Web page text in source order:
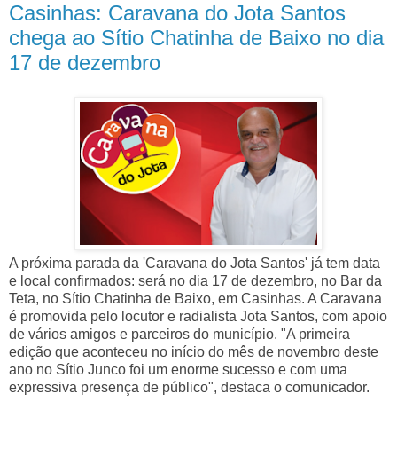
Casinhas: Caravana do Jota Santos
chega ao Sítio Chatinha de Baixo no dia
17 de dezembro
A próxima parada da 'Caravana do Jota Santos' já tem data
e local confirmados: será no dia 17 de dezembro, no Bar da
Teta, no Sítio Chatinha de Baixo, em Casinhas. A Caravana
é promovida pelo locutor e radialista Jota Santos, com apoio
de vários amigos e parceiros do município. "A primeira
edição que aconteceu no início do mês de novembro deste
ano no Sítio Junco foi um enorme sucesso e com uma
expressiva presença de público", destaca o comunicador.